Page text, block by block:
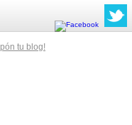
tu blog!